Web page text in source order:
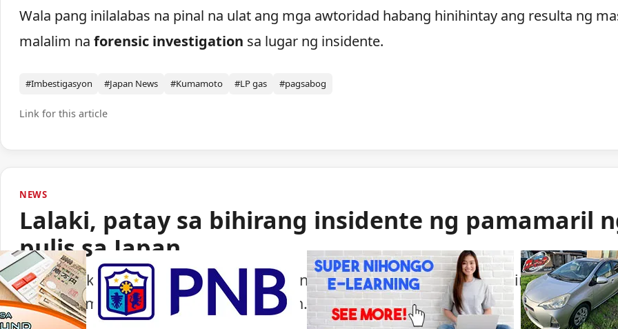
Wala pang inilalabas na pinal na ulat ang mga awtoridad habang hinihintay ang resulta ng
malalim na forensic investigation sa lugar ng insidente.
#Imbestigasyon #Japan News #Kumamoto #LP gas #pagsabog
Link for this article
NEWS
Lalaki, patay sa bihirang insidente ng pamamaril
pulis sa Japan
Isang lalaki ang nasawi matapos barilin ng mga awtoridad sa isang bihirang
ng paggamit ng baril ng pulisya sa Japan.